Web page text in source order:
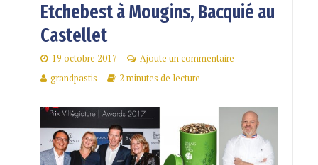
Etchebest à Mougins, Bacquié au
Castellet
19 octobre 2017
Ajoute un commentaire
grandpastis
2 minutes de lecture